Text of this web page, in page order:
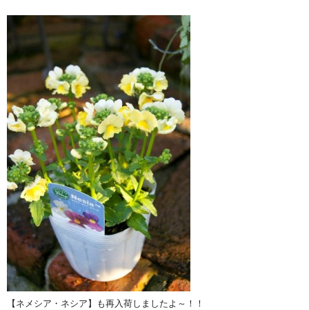
【ネメシア・ネシア】も再入荷しましたよ～！！